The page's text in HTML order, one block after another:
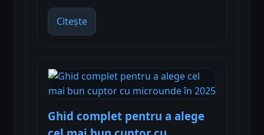
Citește
Ghid complet pentru a alege